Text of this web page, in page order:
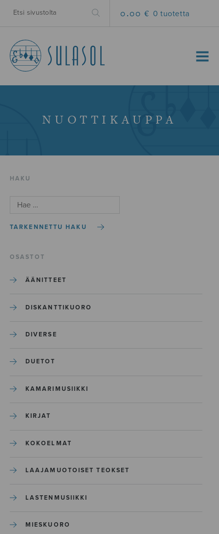
0.00 € 0 tuotetta
MENU
NUOTTIKAUPPA
HAKU
TARKENNETTU HAKU
OSASTOT
ÄÄNITTEET
DISKANTTIKUORO
DIVERSE
DUETOT
KAMARIMUSIIKKI
KIRJAT
KOKOELMAT
LAAJAMUOTOISET TEOKSET
LASTENMUSIIKKI
MIESKUORO